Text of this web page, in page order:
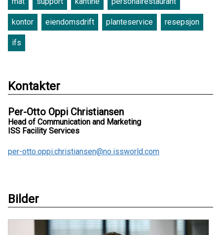
kontor eiendomsdrift planteservice resepsjon
ifs
Kontakter
Per-Otto Oppi Christiansen
Head of Communication and Marketing
ISS Facility Services
per-otto.oppi.christiansen@no.issworld.com
Bilder